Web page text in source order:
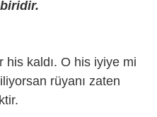
kaldı. O his iyiye mi
rüyanı zaten